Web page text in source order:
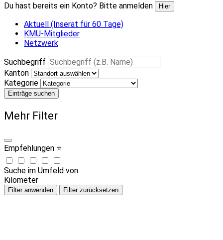
Du hast bereits ein Konto? Bitte anmelden
Hier
Aktuell (Inserat für 60 Tage)
KMU-Mitglieder
Netzwerk
Suchbegriff
Kanton
Kategorie
Einträge suchen
Mehr Filter
Empfehlungen ⭐
Suche im Umfeld von
Kilometer
Filter anwenden Filter zurücksetzen